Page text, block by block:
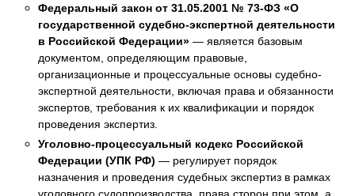
Федеральный закон от 31.05.2001 № 73-ФЗ «О
государственной судебно-экспертной деятельности
в Российской Федерации» — является базовым
документом, определяющим правовые,
организационные и процессуальные основы судебно-
экспертной деятельности, включая права и обязанности
экспертов, требования к их квалификации и порядок
проведения экспертиз.
Уголовно-процессуальный кодекс Российской
Федерации (УПК РФ) — регулирует порядок
назначения и проведения судебных экспертиз в рамках